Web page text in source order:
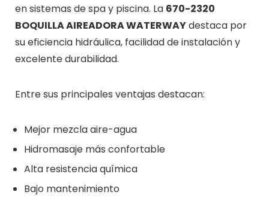
en sistemas de spa y piscina. La 670-2320
BOQUILLA AIREADORA WATERWAYdestaca por
su eficiencia hidráulica, facilidad de instalación y
excelente durabilidad.
Entre sus principales ventajas destacan:
Mejor mezcla aire-agua
Hidromasaje más confortable
Alta resistencia química
Bajo mantenimiento